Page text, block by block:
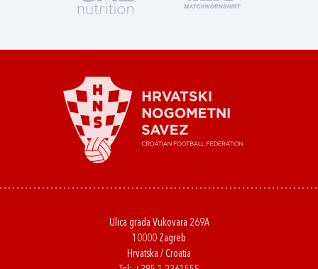
Ulica grada Vukovara 269A
10000 Zagreb
Hrvatska / Croatia